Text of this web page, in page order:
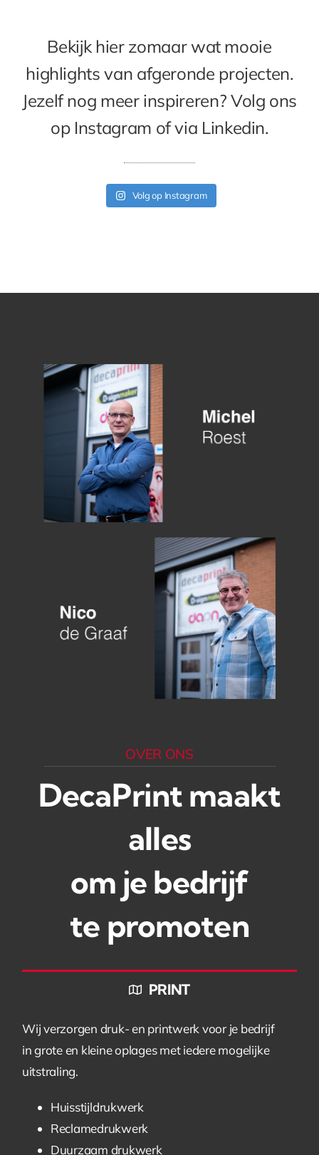
Bekijk hier zomaar wat mooie
highlights van afgeronde projecten.
Jezelf nog meer inspireren? Volg ons
op Instagram of via Linkedin.
Volg op Instagram
OVER ONS
DecaPrint maakt
alles
om je bedrijf
te promoten
PRINT
Wij verzorgen druk- en printwerk voor je bedrijf
in grote en kleine oplages met iedere mogelijke
uitstraling.
Huisstijldrukwerk
Reclamedrukwerk
Duurzaam drukwerk